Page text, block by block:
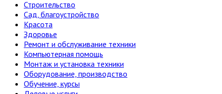
Строительство
Сад, благоустройство
Красота
Здоровье
Ремонт и обслуживание техники
Компьютерная помощь
Монтаж и установка техники
Оборудование, производство
Обучение, курсы